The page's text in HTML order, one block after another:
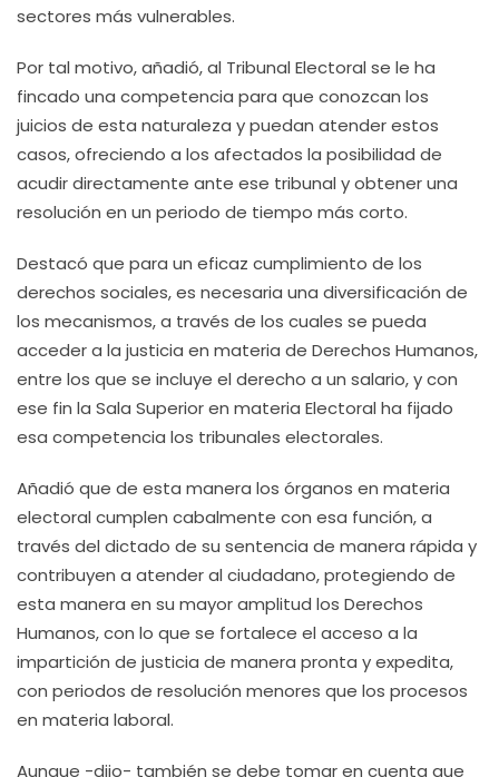
sectores más vulnerables.
Por tal motivo, añadió, al Tribunal Electoral se le ha
fincado una competencia para que conozcan los
juicios de esta naturaleza y puedan atender estos
casos, ofreciendo a los afectados la posibilidad de
acudir directamente ante ese tribunal y obtener una
resolución en un periodo de tiempo más corto.
Destacó que para un eficaz cumplimiento de los
derechos sociales, es necesaria una diversificación de
los mecanismos, a través de los cuales se pueda
acceder a la justicia en materia de Derechos Humanos,
entre los que se incluye el derecho a un salario, y con
ese fin la Sala Superior en materia Electoral ha fijado
esa competencia los tribunales electorales.
Añadió que de esta manera los órganos en materia
electoral cumplen cabalmente con esa función, a
través del dictado de su sentencia de manera rápida y
contribuyen a atender al ciudadano, protegiendo de
esta manera en su mayor amplitud los Derechos
Humanos, con lo que se fortalece el acceso a la
impartición de justicia de manera pronta y expedita,
con periodos de resolución menores que los procesos
en materia laboral.
Aunque -dijo- también se debe tomar en cuenta que